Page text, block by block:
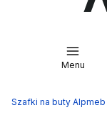
Menu
Szafki na buty Alpmeb